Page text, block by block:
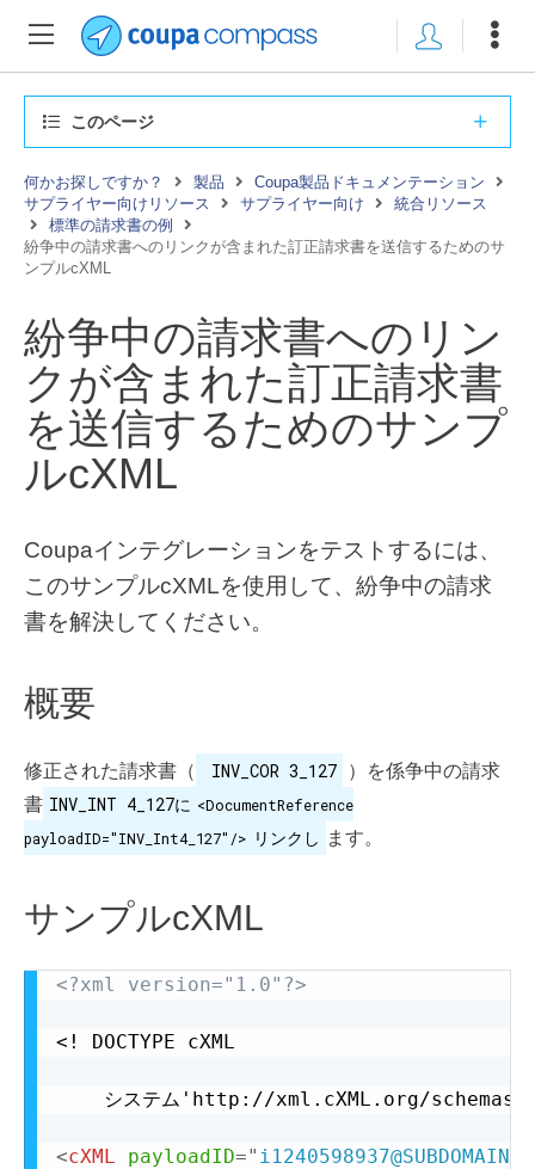
このページ
何かお探しですか？ 製品
Coupa製品ドキュメンテーション
サプライヤー向けリソース
サプライヤー向け
統合リソース
標準の請求書の例
紛争中の請求書へのリンクが含まれた訂正請求書を送信するためのサ
ンプルcXML
紛争中の請求書へのリン
クが含まれた訂正請求書
を送信するためのサンプ
ルcXML
Coupaインテグレーションをテストするには、
このサンプルcXMLを使用して、紛争中の請求
書を解決してください。
概要
修正された請求書（ INV_COR 3_127
）を係争中の請求
書 INV_INT 4_127に <DocumentReference
payloadID="INV_Int4_127"/> リンクし ます。
サンプルcXML
<?xml version="1.0"?>
<! DOCTYPE cXML
<cXML payloadID="